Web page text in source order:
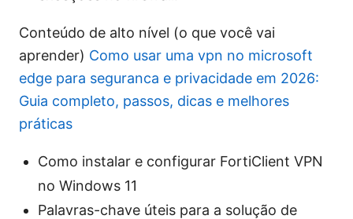
Conteúdo de alto nível (o que você vai
aprender) Como usar uma vpn no microsoft
edge para seguranca e privacidade em 2026:
Guia completo, passos, dicas e melhores
práticas
Como instalar e configurar FortiClient VPN
no Windows 11
Palavras-chave úteis para a solução de